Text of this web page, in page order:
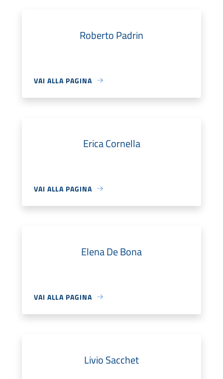
Roberto Padrin
VAI ALLA PAGINA
Erica Cornella
VAI ALLA PAGINA
Elena De Bona
VAI ALLA PAGINA
Livio Sacchet